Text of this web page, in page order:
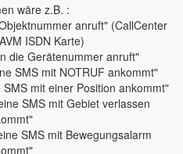
wäre z.B. :
anruft" (CallCenter
ISDN Karte)
die Gerätenummer anruft"
SMS mit NOTRUF ankommt"
mit einer Position ankommt"
SMS mit Gebiet verlassen
SMS mit Bewegungsalarm